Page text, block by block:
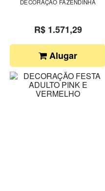
DECORAÇÃO FAZENDINHA
R$ 1.571,29
Alugar